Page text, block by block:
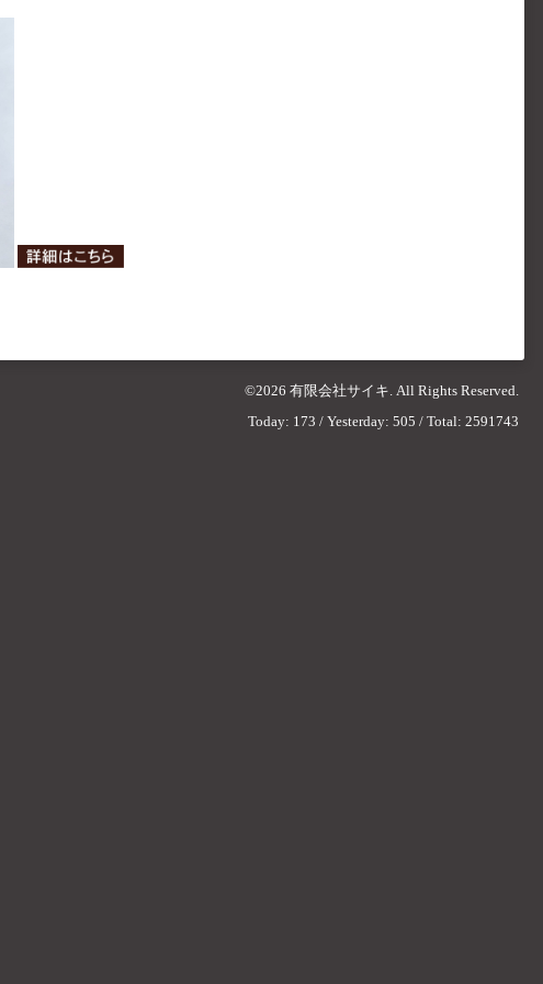
©2026 有限会社サイキ. All Rights Reserved.
Today: 173 / Yesterday: 505 / Total: 2591743